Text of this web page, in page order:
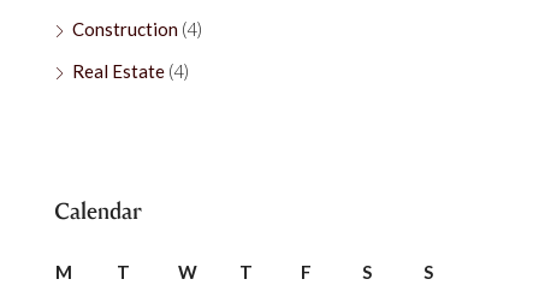
Construction (4)
Real Estate (4)
Calendar
M T W T F S
S